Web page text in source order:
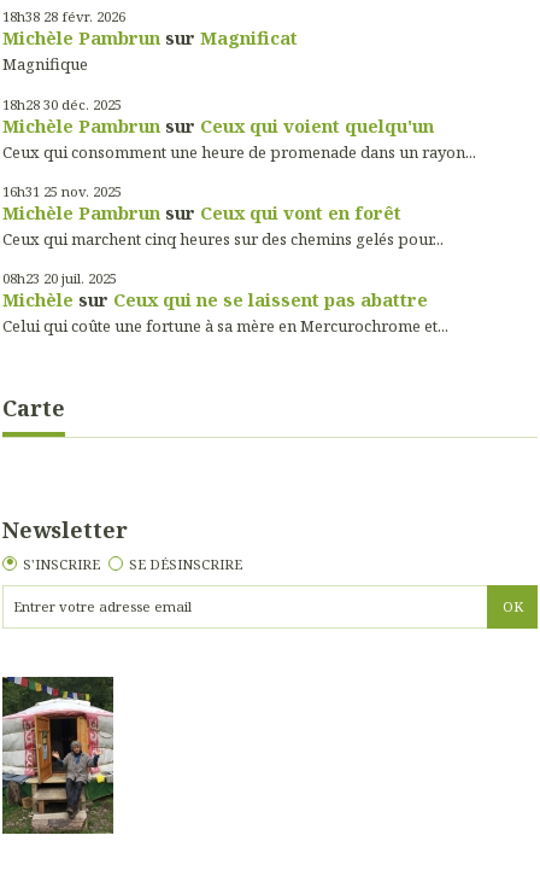
18h38 28 févr. 2026
Michèle Pambrun sur Magnificat
Magnifique
18h28 30 déc. 2025
Michèle Pambrun sur Ceux qui voient quelqu'un
Ceux qui consomment une heure de promenade dans un rayon...
16h31 25 nov. 2025
Michèle Pambrun sur Ceux qui vont en forêt
Ceux qui marchent cinq heures sur des chemins gelés pour...
08h23 20 juil. 2025
Michèle sur Ceux qui ne se laissent pas abattre
Celui qui coûte une fortune à sa mère en Mercurochrome et...
Carte
Newsletter
S'INSCRIRE SE DÉSINSCRIRE